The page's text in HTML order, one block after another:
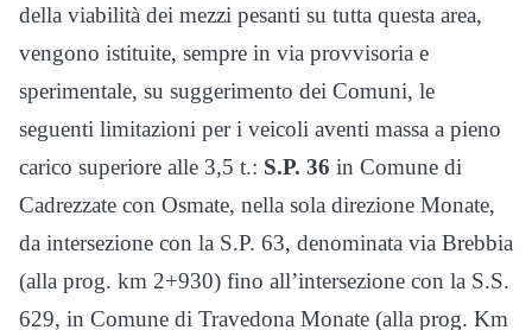
della viabilità dei mezzi pesanti su tutta questa area,
vengono istituite, sempre in via provvisoria e
sperimentale, su suggerimento dei Comuni, le
seguenti limitazioni per i veicoli aventi massa a pieno
carico superiore alle 3,5 t.: S.P. 36 in Comune di
Cadrezzate con Osmate, nella sola direzione Monate,
da intersezione con la S.P. 63, denominata via Brebbia
(alla prog. km 2+930) fino all’intersezione con la S.S.
629, in Comune di Travedona Monate (alla prog. Km